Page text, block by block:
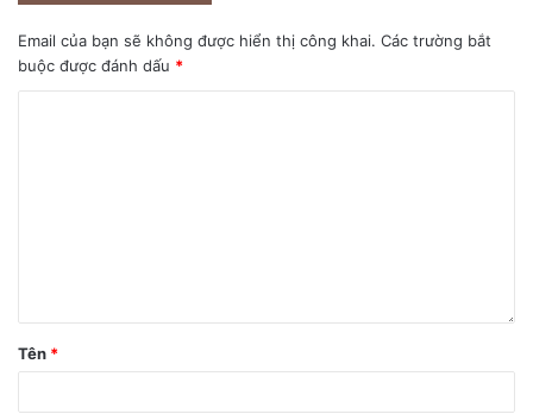
iPhone 11 đã nâng cấp lên iOS 14 cũng vào đồng ý với vấn
Email của bạn sẽ không được hiển thị công khai. Các trường bắt
buộc được đánh dấu *
Tên *